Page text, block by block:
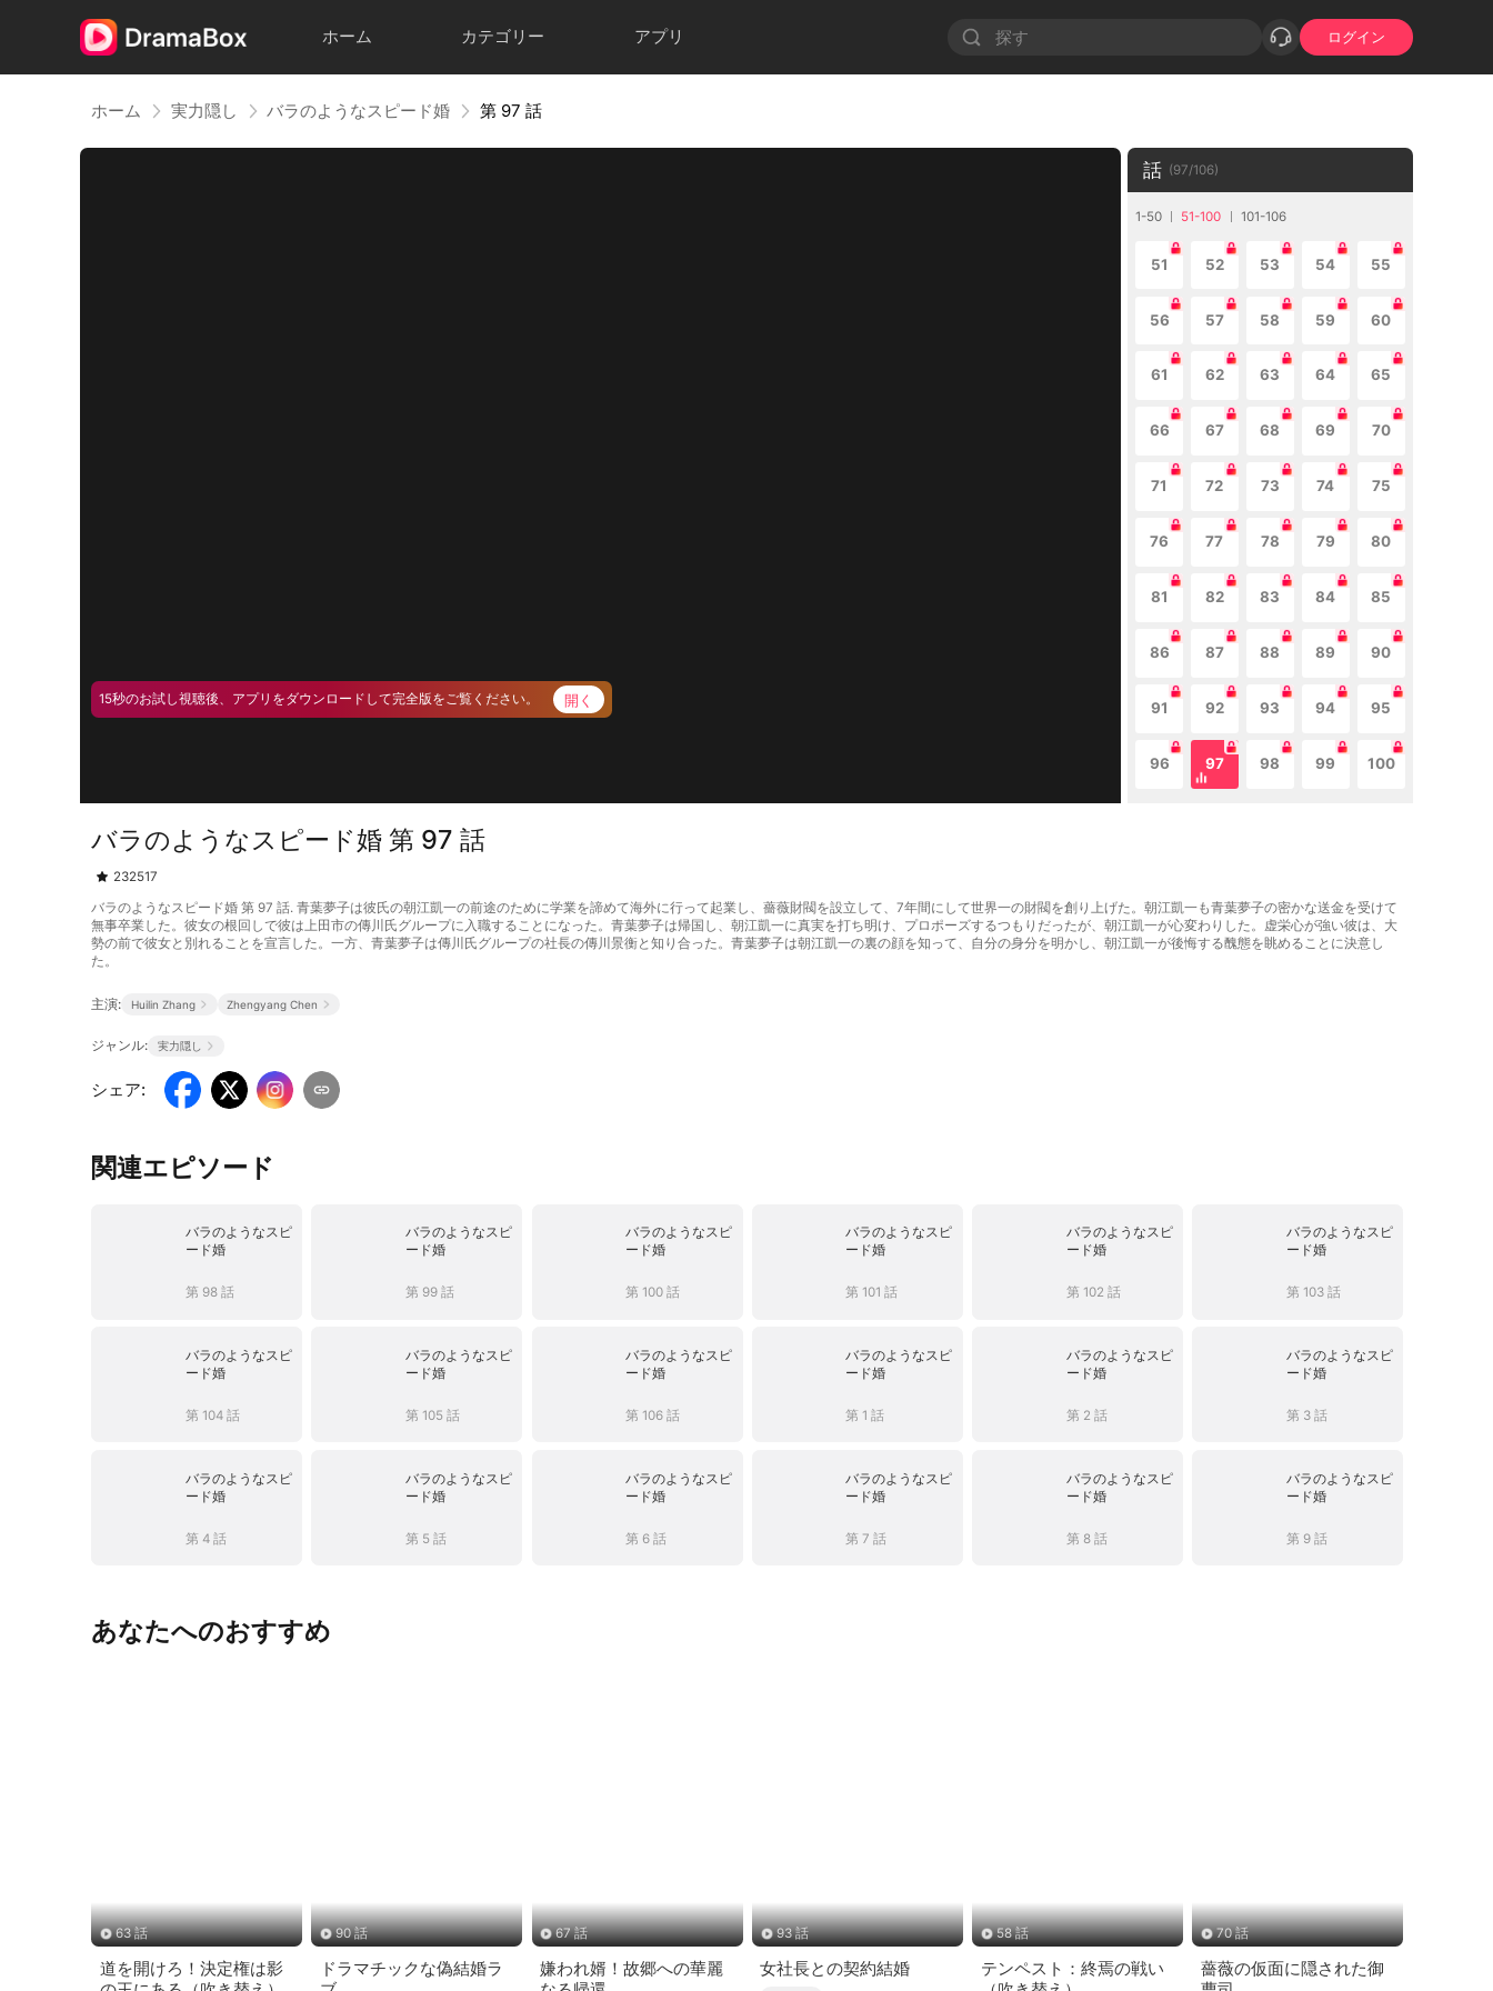
ホーム カテゴリー アプリ ログイン
ホーム 実力隠し バラのようなスピード婚 第 97 話
15秒のお試し視聴後、アプリをダウンロードして完全版をご覧ください。 開く
話 (97/106)
1-50 51-100 101-106
51 52 53 54 55
56 57 58 59 60
61 62 63 64 65
66 67 68 69 70
71 72 73 74 75
76 77 78 79 80
81 82 83 84 85
86 87 88 89 90
91 92 93 94 95
96 97 98 99 100
バラのようなスピード婚 第 97 話
232517
バラのようなスピード婚 第 97 話. 青葉夢子は彼氏の朝江凱一の前途のために学業を諦めて海外に行って起業し、薔薇財閥を設立して、7年間にして世界一の財閥を創り上げた。朝江凱一も青葉夢子の密かな送金を受けて
無事卒業した。彼女の根回しで彼は上田市の傳川氏グループに入職することになった。青葉夢子は帰国し、朝江凱一に真実を打ち明け、プロポーズするつもりだったが、朝江凱一が心変わりした。虚栄心が強い彼は、大
勢の前で彼女と別れることを宣言した。一方、青葉夢子は傳川氏グループの社長の傳川景衡と知り合った。青葉夢子は朝江凱一の裏の顔を知って、自分の身分を明かし、朝江凱一が後悔する醜態を眺めることに決意し
た。
主演: Huilin Zhang Zhengyang Chen
ジャンル: 実力隠し
シェア:
関連エピソード
バラのようなスピ
ード婚
第 98 話
バラのようなスピ
ード婚
第 99 話
バラのようなスピ
ード婚
第 100 話
バラのようなスピ
ード婚
第 101 話
バラのようなスピ
ード婚
第 102 話
バラのようなスピ
ード婚
第 103 話
バラのようなスピ
ード婚
第 104 話
バラのようなスピ
ード婚
第 105 話
バラのようなスピ
ード婚
第 106 話
バラのようなスピ
ード婚
第 1 話
バラのようなスピ
ード婚
第 2 話
バラのようなスピ
ード婚
第 3 話
バラのようなスピ
ード婚
第 4 話
バラのようなスピ
ード婚
第 5 話
バラのようなスピ
ード婚
第 6 話
バラのようなスピ
ード婚
第 7 話
バラのようなスピ
ード婚
第 8 話
バラのようなスピ
ード婚
第 9 話
あなたへのおすすめ
63 話
道を開けろ！決定権は影
90 話
ドラマチックな偽結婚ラ
67 話
嫌われ婿！故郷への華麗
93 話
女社長との契約結婚
58 話
テンペスト：終焉の戦い
70 話
薔薇の仮面に隠された御